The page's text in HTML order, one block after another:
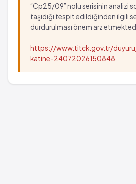
“Cp25/09” nolu serisinin analizi
taşıdığı tespit edildiğinden ilgili
durdurulması önem arz
https://www.titck.gov.tr/
katine-24072026150848